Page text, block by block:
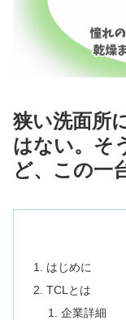
狭い洗面所
はない。そ
ど、この一
はじめに
TCLとは
企業詳細